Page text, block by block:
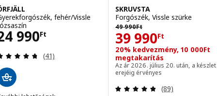
fehér/Vissle
990Ft
24990Ft
Vélemény: 4.7 kívül 5 csillag. Összes vélemény:
(41)
SKRUVSTA
Forgószék, Vissle szürke
49 990Ft
Előző ár 49990Ft
39 990Ft
Ár 39990Ft
20% kedvezmény, 10 000Ft
megtakarítás
Az ár 2026. július 20. után, a készlet
erejéig érvényes
Vélemény: 4.8
(89)